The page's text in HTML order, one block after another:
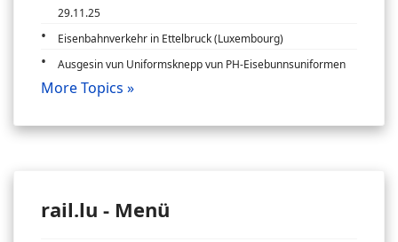
29.11.25
Eisenbahnverkehr in Ettelbruck (Luxembourg)
Ausgesin vun Uniformsknepp vun PH-Eisebunnsuniformen
More Topics »
rail.lu - Menü